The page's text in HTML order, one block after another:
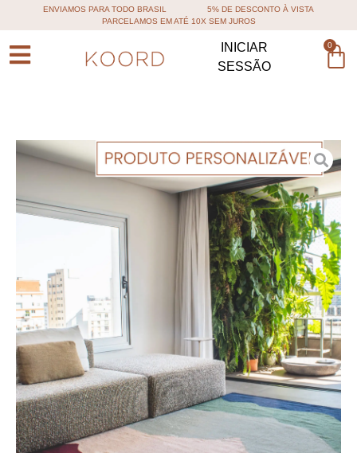
ENVIAMOS PARA TODO BRASIL
5% DE DESCONTO À VISTA
PARCELAMOS EM ATÉ 10X SEM JUROS
INICIAR
SESSÃO
0